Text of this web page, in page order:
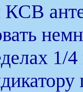
1/